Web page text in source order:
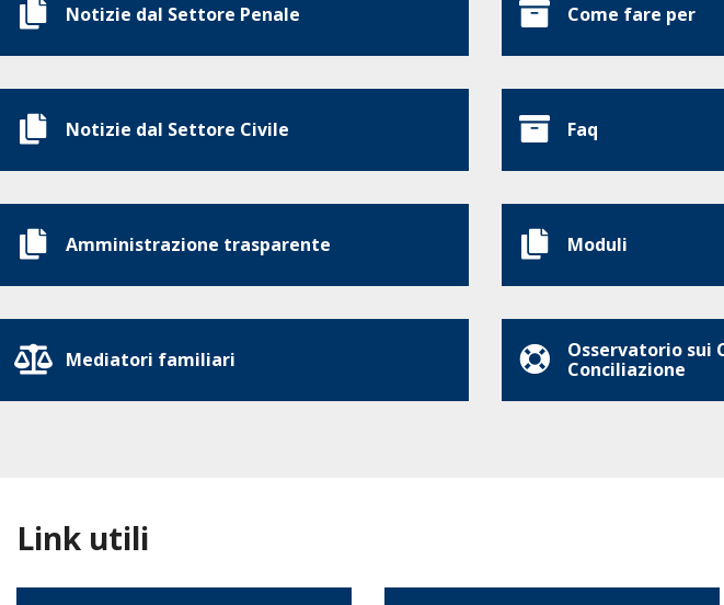
Notizie dal Settore Penale Come fare per
Notizie dal Settore Civile Faq
Amministrazione trasparente Moduli
Mediatori familiari
Osservatorio sui
Conciliazione
Link utili